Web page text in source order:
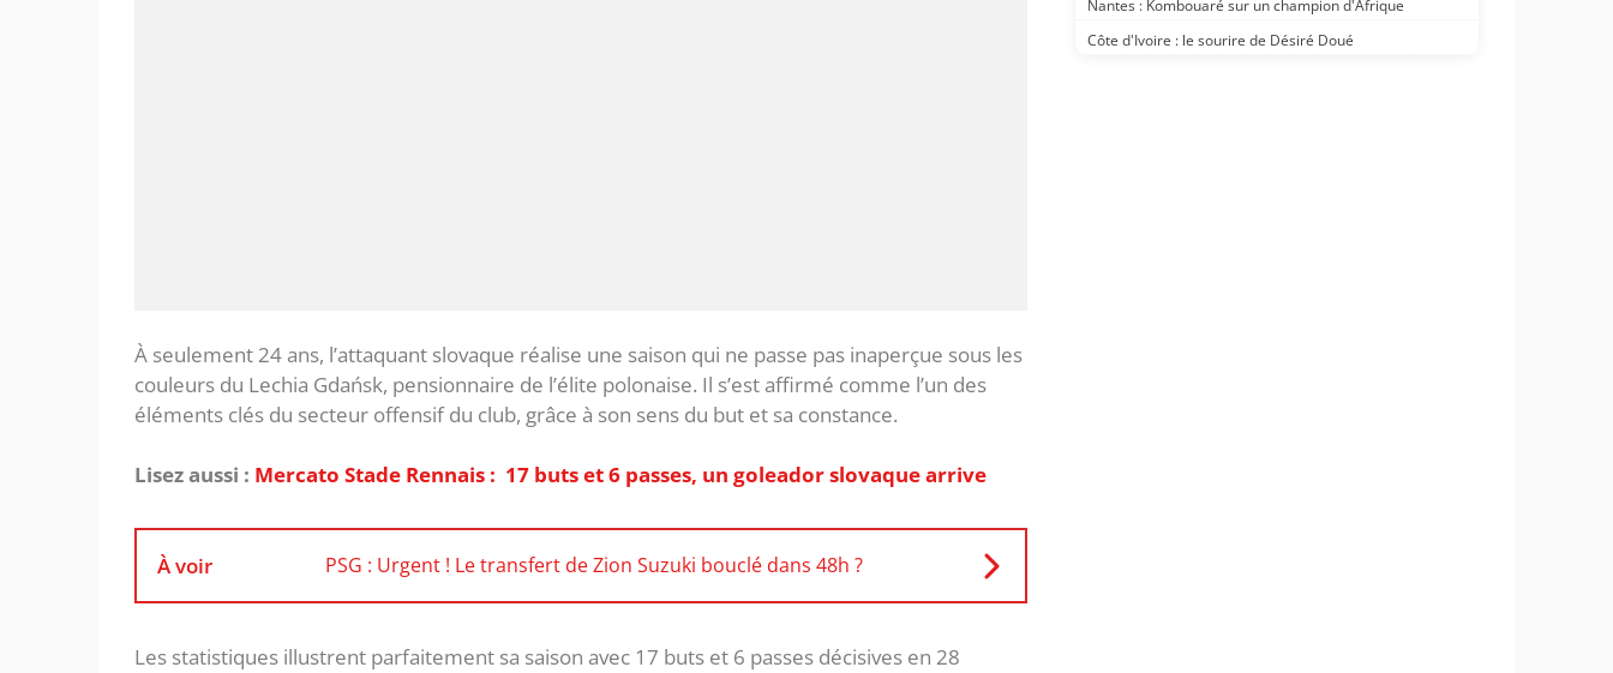
À seulement 24 ans, l’attaquant slovaque réalise une saison qui ne passe pas inaperçue sous les
couleurs du Lechia Gdańsk, pensionnaire de l’élite polonaise. Il s’est affirmé comme l’un des
éléments clés du secteur offensif du club, grâce à son sens du but et sa constance.
Lisez aussi : Mercato Stade Rennais : 17 buts et 6 passes, un goleador slovaque arrive
À voir PSG : Urgent ! Le transfert de Zion Suzuki bouclé dans 48h ?
Les statistiques illustrent parfaitement sa saison avec 17 buts et 6 passes décisives en 28
Nantes : Kombouaré sur un champion d'Afrique
Côte d'Ivoire : le sourire de Désiré Doué